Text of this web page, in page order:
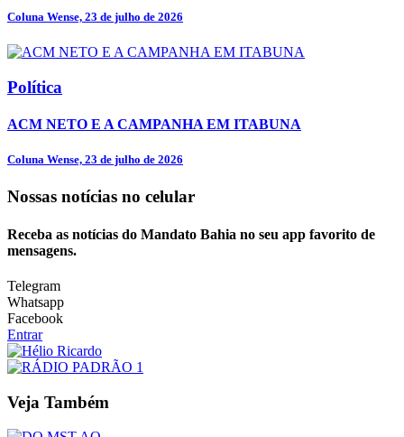
Coluna Wense, 23 de julho de 2026
Política
ACM NETO E A CAMPANHA EM ITABUNA
Coluna Wense, 23 de julho de 2026
Nossas notícias no celular
Receba as notícias do Mandato Bahia no seu app favorito de
mensagens.
Telegram
Whatsapp
Facebook
Entrar
Veja Também